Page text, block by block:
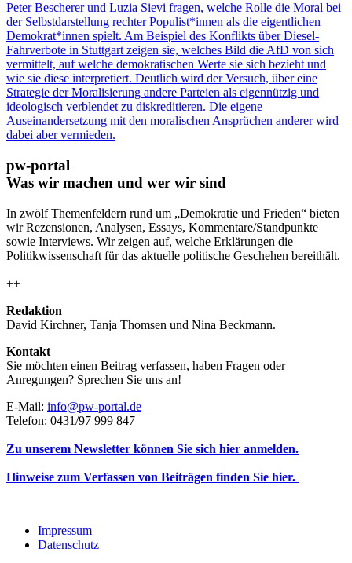
Peter Bescherer und Luzia Sievi fragen, welche Rolle die Moral bei
der Selbstdarstellung rechter Populist*innen als die eigentlichen
Demokrat*innen spielt. Am Beispiel des Konflikts über Diesel-
Fahrverbote in Stuttgart zeigen sie, welches Bild die AfD von sich
vermittelt, auf welche demokratischen Werte sie sich bezieht und
wie sie diese interpretiert. Deutlich wird der Versuch, über eine
Strategie der Moralisierung andere Parteien als eigennützig und
ideologisch verblendet zu diskreditieren. Die eigene
Auseinandersetzung mit den moralischen Ansprüchen anderer wird
dabei aber vermieden.
pw-portal
Was wir machen und wer wir sind
In zwölf Themenfeldern rund um „Demokratie und Frieden“ bieten
wir Rezensionen, Analysen, Essays, Kommentare/Standpunkte
sowie Interviews. Wir zeigen auf, welche Erklärungen die
Politikwissenschaft für das aktuelle politische Geschehen bereithält.
++
Redaktion
David Kirchner, Tanja Thomsen und Nina Beckmann.
Kontakt
Sie möchten einen Beitrag verfassen, haben Fragen oder
Anregungen? Sprechen Sie uns an!
E-Mail: info@pw-portal.de
Telefon: 0431/97 999 847
Zu unserem Newsletter können Sie sich hier anmelden.
Hinweise zum Verfassen von Beiträgen finden Sie hier.
Impressum
Datenschutz